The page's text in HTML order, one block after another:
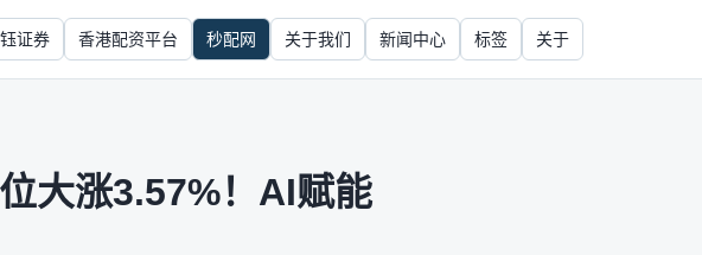
证券 香港配资平台 秒配网 关于我们 新闻中心 标签 关于
大涨3.57%！AI赋能